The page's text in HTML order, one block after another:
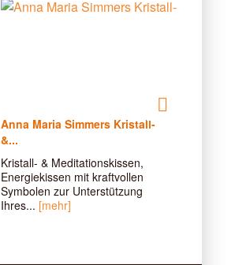
Anna Maria Simmers Kristall-
&...
Kristall- & Meditationskissen,
Energiekissen mit kraftvollen
Symbolen zur Unterstützung
Ihres... [mehr]